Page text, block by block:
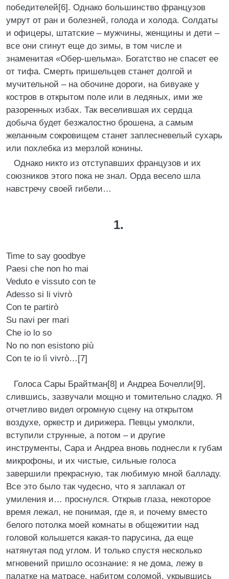
победителей[6]. Однако большинство французов
умрут от ран и болезней, голода и холода. Солдаты
и офицеры, штатские – мужчины, женщины и дети –
все они сгинут еще до зимы, в том числе и
знаменитая «Обер-шельма». Богатство не спасет ее
от тифа. Смерть пришельцев станет долгой и
мучительной – на обочине дороги, на бивуаке у
костров в открытом поле или в ледяных, ими же
разоренных избах. Так веселившая их сердца
добыча будет безжалостно брошена, а самым
желанным сокровищем станет заплесневелый сухарь
или похлебка из мерзлой конины.
Однако никто из отступавших французов и их
союзников этого пока не знал. Орда весело шла
навстречу своей гибели…
1.
Time to say goodbye
Paesi che non ho mai
Veduto e vissuto con te
Adesso si li vivrò
Con te partirò
Su navi per mari
Che io lo so
No no non esistono più
Con te io lì vivrò…[7]
Голоса Сары Брайтман[8] и Андреа Бочелли[9],
слившись, зазвучали мощно и томительно сладко. Я
отчетливо видел огромную сцену на открытом
воздухе, оркестр и дирижера. Певцы умолкли,
вступили струнные, а потом – и другие
инструменты, Сара и Андреа вновь поднесли к губам
микрофоны, и их чистые, сильные голоса
завершили прекрасную, так любимую мной балладу.
Все это было так чудесно, что я заплакал от
умиления и… проснулся. Открыв глаза, некоторое
время лежал, не понимая, где я, и почему вместо
белого потолка моей комнаты в общежитии над
головой колышется какая-то парусина, да еще
натянутая под углом. И только спустя несколько
мгновений пришло осознание: я не дома, лежу в
палатке на матрасе, набитом соломой, укрывшись